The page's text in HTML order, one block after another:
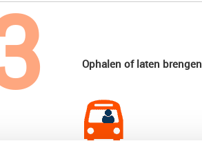
Ophalen of laten brengen